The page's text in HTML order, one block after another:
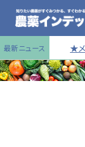
最新ニュース ★メ